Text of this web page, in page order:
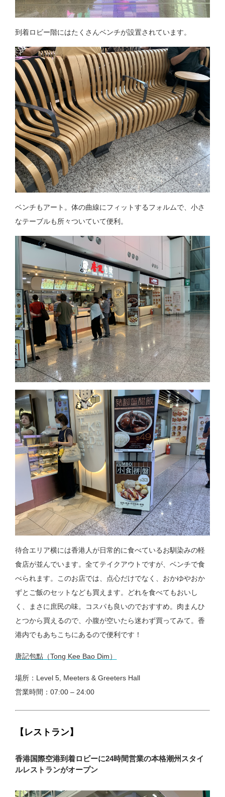
到着ロビー階にはたくさんベンチが設置されています。
ベンチもアート。体の曲線にフィットするフォルムで、小さ
なテーブルも所々ついていて便利。
待合エリア横には香港人が日常的に食べているお馴染みの軽
食店が並んでいます。全てテイクアウトですが、ベンチで食
べられます。このお店では、点心だけでなく、おかゆやおか
ずとご飯のセットなども買えます。どれを食べてもおいし
く、まさに庶民の味。コスパも良いのでおすすめ。肉まんひ
とつから買えるので、小腹が空いたら迷わず買ってみて。香
港内でもあちこちにあるので便利です！
唐記包點（Tong Kee Bao Dim）
場所：Level 5, Meeters & Greeters Hall
営業時間：07:00 – 24:00
【レストラン】
香港国際空港到着ロビーに24時間営業の本格潮州スタイ
ルレストランがオープン